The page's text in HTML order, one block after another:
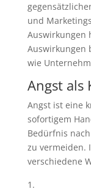
und
Auswirkungen
Auswirkungen
wie
Angst als
Angst ist eine
sofortigem
Bedürfnis
zu vermeiden.
verschiedene